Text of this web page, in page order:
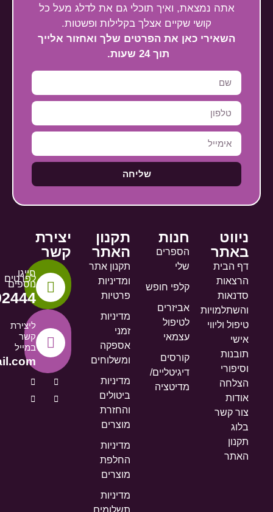
אתה נמצאת, ואיך תוכלי גם את לדלג מעל כל
קושי שקיים אצלך בקלילות ופשטות.
השאירי כאן את הפרטים שלך ואחזור אלייך
תוך 24 שעות.
שליחה
ניווט
באתר
דף הבית
הרצאות
סדנאות
והשתלמויות
טיפול וליווי
אישי
תובנות
וסיפורי
הצלחה
אודות
צור קשר
בלוג
תקנון
האתר
חנות
הספרים
שלי
קלפי חופש
אביזרים
לטיפול
עצמאי
קורסים
דיגיטליים/
מדיטציה
תקנון
האתר
תקנון אתר
ומדיניות
פרטיות
מדיניות
זמני
אספקה
ומשלוחים
מדיניות
ביטולים
והחזרת
מוצרים
מדיניות
החלפת
מוצרים
מדיניות
תשלומים
יצירת
קשר
חייגו
לפרטים
נוספים
ליצירת
קשר
במייל